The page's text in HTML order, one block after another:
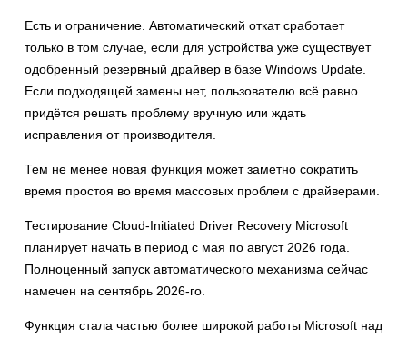
Есть и ограничение. Автоматический откат сработает
только в том случае, если для устройства уже существует
одобренный резервный драйвер в базе Windows Update.
Если подходящей замены нет, пользователю всё равно
придётся решать проблему вручную или ждать
исправления от производителя.
Тем не менее новая функция может заметно сократить
время простоя во время массовых проблем с драйверами.
Тестирование Cloud-Initiated Driver Recovery Microsoft
планирует начать в период с мая по август 2026 года.
Полноценный запуск автоматического механизма сейчас
намечен на сентябрь 2026-го.
Функция стала частью более широкой работы Microsoft над